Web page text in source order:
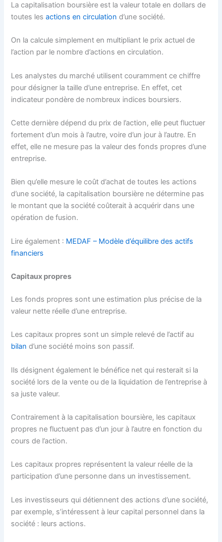
La capitalisation boursière est la valeur totale en dollars de
toutes lesactions en circulation d’une société.
On la calcule simplement en multipliant le prix actuel de
l’action par le nombre d’actions en circulation.
Les analystes du marché utilisent couramment ce chiffre
pour désigner la taille d’une entreprise. En effet, cet
indicateur pondère de nombreux indices boursiers.
Cette dernière dépend du prix de l’action, elle peut fluctuer
fortement d’un mois à l’autre, voire d’un jour à l’autre. En
effet, elle ne mesure pas la valeur des fonds propres d’une
entreprise.
Bien qu’elle mesure le coût d’achat de toutes les actions
d’une société, la capitalisation boursière ne détermine pas
le montant que la société coûterait à acquérir dans une
opération de fusion.
Lire également : MEDAF – Modèle d’équilibre des actifs
financiers
Capitaux propres
Les fonds propres sont une estimation plus précise de la
valeur nette réelle d’une entreprise.
Les capitaux propres sont un simple relevé de l’actif au
bilan d’une société moins son passif.
Ils désignent également le bénéfice net qui resterait si la
société lors de la vente ou de la liquidation de l’entreprise à
sa juste valeur.
Contrairement à la capitalisation boursière, les capitaux
propres ne fluctuent pas d’un jour à l’autre en fonction du
cours de l’action.
Les capitaux propres représentent la valeur réelle de la
participation d’une personne dans un investissement.
Les investisseurs qui détiennent des actions d’une société,
par exemple, s’intéressent à leur capital personnel dans la
société : leurs actions.